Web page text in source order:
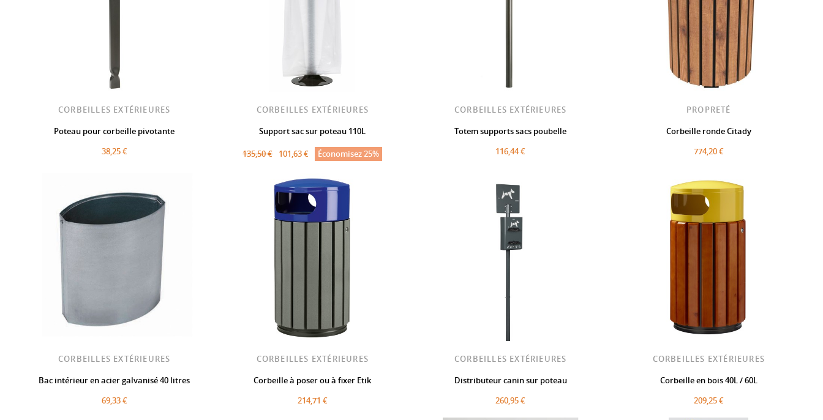
CORBEILLES EXTÉRIEURES
Poteau pour corbeille pivotante
38,25 €
CORBEILLES EXTÉRIEURES
Support sac sur poteau 110L
135,50 € 101,63 € Économisez 25%
CORBEILLES EXTÉRIEURES
Totem supports sacs poubelle
116,44 €
PROPRETÉ
Corbeille ronde Citady
774,20 €
CORBEILLES EXTÉRIEURES
Bac intérieur en acier galvanisé 40 litres
69,33 €
CORBEILLES EXTÉRIEURES
Corbeille à poser ou à fixer Etik
214,71 €
CORBEILLES EXTÉRIEURES
Distributeur canin sur poteau
260,95 €
CORBEILLES EXTÉRIEURES
Corbeille en bois 40L / 60L
209,25 €